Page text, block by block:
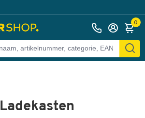
0
Ladekasten